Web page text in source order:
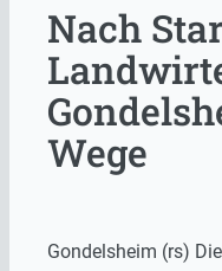
Nach
Wege
Gondelsheim (rs)